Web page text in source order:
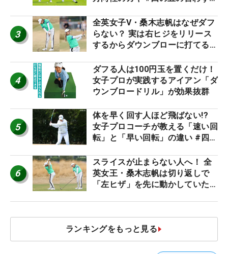
3
全英女子V・桑木志帆はなぜダフ
らない？ 実は右ヒジをリリース
するからダウンブローに打てる #
4
ダフる人は100円玉を置くだけ！
女子プロが実践するアイアン「ダ
ウンブロードリル」が効果抜群
5
体を早く回す人ほど飛ばない!?
女子プロコーチが教える「速い回
転」と「早い回転」の違い #四の
6
スライスが止まらない人へ！ 全
英女王・桑木志帆は切り返しで
「左ヒザ」を先に動かしていた
ランキングをもっと見る